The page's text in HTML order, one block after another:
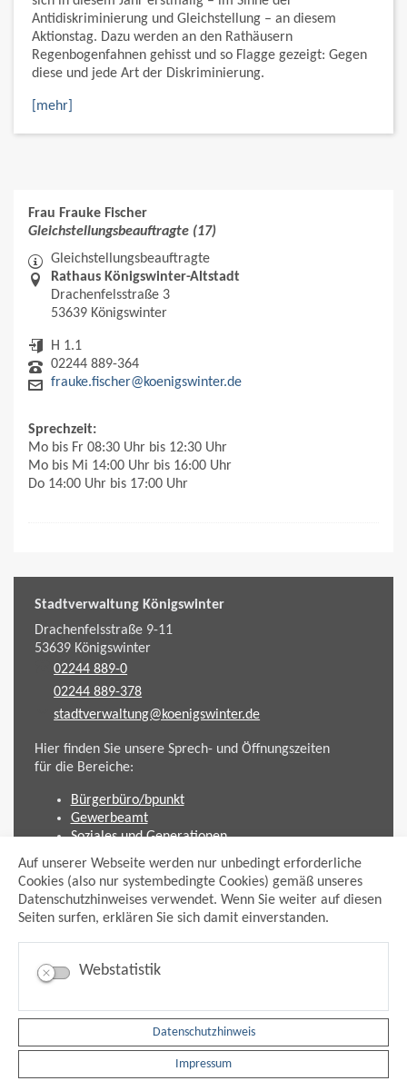
Auf unserer Webseite werden nur unbedingt erforderliche
Cookies (also nur systembedingte Cookies) gemäß unseres
Datenschutzhinweises verwendet. Wenn Sie weiter auf diesen
Seiten surfen, erklären Sie sich damit einverstanden.
Webstatistik
Datenschutzhinweis
Impressum
Antidiskriminierung und Gleichstellung – an diesem
Aktionstag. Dazu werden an den Rathäusern
Regenbogenfahnen gehisst und so Flagge gezeigt: Gegen
diese und jede Art der Diskriminierung.
[mehr]
Frau Frauke Fischer
Gleichstellungsbeauftragte (17)
Gleichstellungsbeauftragte
Rathaus Königswinter-Altstadt
Drachenfelsstraße 3
53639 Königswinter
H 1.1
02244 889-364
frauke.fischer@koenigswinter.de
Sprechzeit:
Mo bis Fr 08:30 Uhr bis 12:30 Uhr
Mo bis Mi 14:00 Uhr bis 16:00 Uhr
Do 14:00 Uhr bis 17:00 Uhr
Stadtverwaltung Königswinter
Drachenfelsstraße 9-11
53639Königswinter
02244 889-0
02244 889-378
stadtverwaltung@koenigswinter.de
Hier finden Sie unsere Sprech- und Öffnungszeiten
für die Bereiche:
Bürgerbüro/bpunkt
Gewerbeamt
Soziales und Generationen
Standesamt
Friedhofsverwaltung
Planen und Bauen (Bauamt)
Impressum
Datenschutzhinweis
Anmelden
Facebook
xing
Newsfeed Ausschreibungen